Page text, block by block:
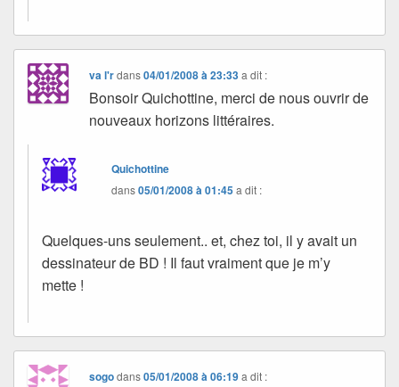
va l'rdans04/01/2008 à 23:33 a dit :
Bonsoir Quichottine, merci de nous ouvrir de
nouveaux horizons littéraires.
Quichottine
dans05/01/2008 à 01:45a dit :
Quelques-uns seulement.. et, chez toi, il y avait un
dessinateur de BD ! Il faut vraiment que je m’y
mette !
sogodans05/01/2008 à 06:19 a dit :